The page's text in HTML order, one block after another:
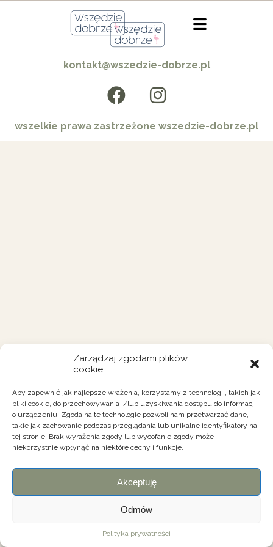
Zarządzaj zgodami plików
cookie
Aby zapewnić jak najlepsze wrażenia, korzystamy z technologii, takich jak
pliki cookie, do przechowywania i/lub uzyskiwania dostępu do informacji
o urządzeniu. Zgoda na te technologie pozwoli nam przetwarzać dane,
takie jak zachowanie podczas przeglądania lub unikalne identyfikatory na
tej stronie. Brak wyrażenia zgody lub wycofanie zgody może
niekorzystnie wpłynąć na niektóre cechy i funkcje.
Akceptuję
Odmów
Polityka prywatności
kontakt@wszedzie-dobrze.pl
wszelkie prawa zastrzeżone wszedzie-dobrze.pl